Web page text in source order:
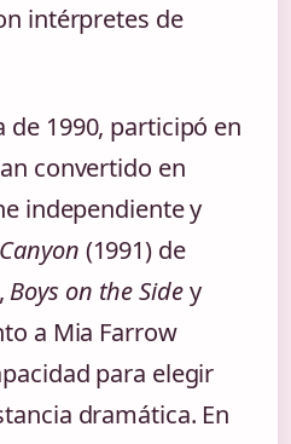
intérpretes de
de 1990, participó en
convertido en
independiente y
(1991) de
Boys on the Sidey
a Mia Farrow
para elegir
dramática. En